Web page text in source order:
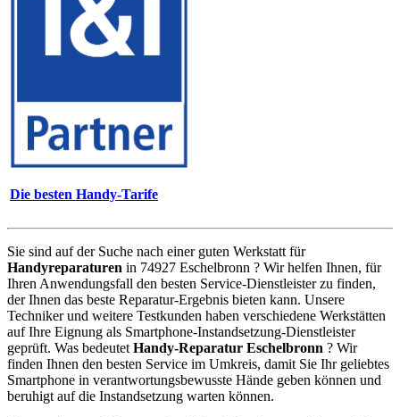
Die besten Handy-Tarife
Sie sind auf der Suche nach einer guten Werkstatt für
Handyreparaturen in 74927 Eschelbronn ? Wir helfen Ihnen, für
Ihren Anwendungsfall den besten Service-Dienstleister zu finden,
der Ihnen das beste Reparatur-Ergebnis bieten kann. Unsere
Techniker und weitere Testkunden haben verschiedene Werkstätten
auf Ihre Eignung als Smartphone-Instandsetzung-Dienstleister
geprüft. Was bedeutet Handy-Reparatur Eschelbronn ? Wir
finden Ihnen den besten Service im Umkreis, damit Sie Ihr geliebtes
Smartphone in verantwortungsbewusste Hände geben können und
beruhigt auf die Instandsetzung warten können.